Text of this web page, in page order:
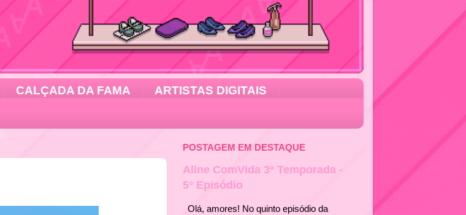
CALÇADA DA FAMA
ARTISTAS DIGITAIS
POSTAGEM EM DESTAQUE
Aline ComVida 3ª Temporada -
5° Episódio
Olá, amores! No quinto episódio da